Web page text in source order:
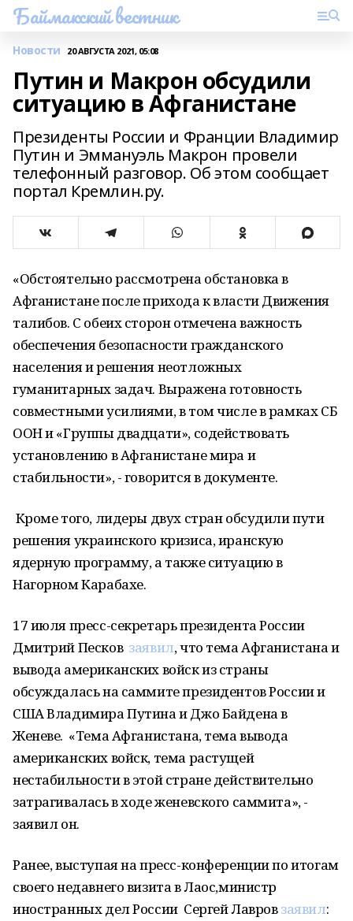
Баймакский вестник
Новости 20 АВГУСТА 2021, 05:08
Путин и Макрон обсудили
ситуацию в Афганистане
Президенты России и Франции Владимир
Путин и Эммануэль Макрон провели
телефонный разговор. Об этом сообщает
портал Кремлин.ру.
«Обстоятельно рассмотрена обстановка в
Афганистане после прихода к власти Движения
талибов. С обеих сторон отмечена важность
обеспечения безопасности гражданского
населения и решения неотложных
гуманитарных задач. Выражена готовность
совместными усилиями, в том числе в рамках СБ
ООН и «Группы двадцати», содействовать
установлению в Афганистане мира и
стабильности», - говорится в документе.
Кроме того, лидеры двух стран обсудили пути
решения украинского кризиса, иранскую
ядерную программу, а также ситуацию в
Нагорном Карабахе.
17 июля пресс-секретарь президента России
Дмитрий Песков заявил, что тема Афганистана и
вывода американских войск из страны
обсуждалась на саммите президентов России и
США Владимира Путина и Джо Байдена в
Женеве. «Тема Афганистана, тема вывода
американских войск, тема растущей
нестабильности в этой стране действительно
затрагивалась в ходе женевского саммита», -
заявил он.
Ранее, выступая на пресс-конференции по итогам
своего недавнего визита в Лаос,министр
иностранных дел России Сергей Лавровзаявил: